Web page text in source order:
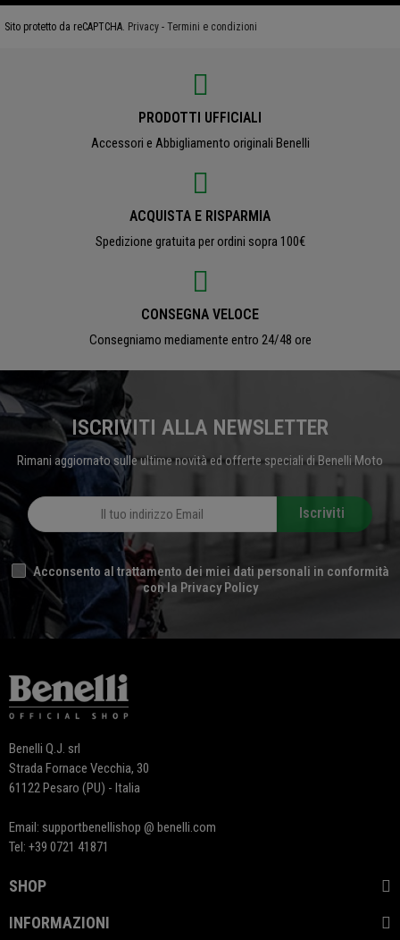
Sito protetto da reCAPTCHA. Privacy - Termini e condizioni
PRODOTTI UFFICIALI
Accessori e Abbigliamento originali Benelli
ACQUISTA E RISPARMIA
Spedizione gratuita per ordini sopra 100€
CONSEGNA VELOCE
Consegniamo mediamente entro 24/48 ore
ISCRIVITI ALLA NEWSLETTER
Rimani aggiornato sulle ultime novità ed offerte speciali di Benelli Moto
Iscriviti
Acconsento al trattamento dei miei dati personali in conformità
con la Privacy Policy
Benelli Q.J. srl
Strada Fornace Vecchia, 30
61122 Pesaro (PU) - Italia
Email: supportbenellishop @ benelli.com
Tel: +39 0721 41871
SHOP
INFORMAZIONI